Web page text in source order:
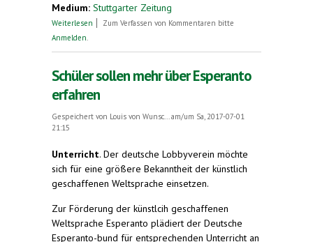
Medium: Stuttgarter Zeitung
Weiterlesen über Die Sprache Esperanto brachte sie zum
Zum Verfassen von Kommentaren bitte
Anmelden
Schüler sollen mehr über Esperanto
erfahren
Gespeichert von Louis von Wunsc...
am/um Sa, 2017-07-01
21:15
Unterricht. Der deutsche Lobbyverein möchte
sich für eine größere Bekanntheit der künstlich
geschaffenen Weltsprache einsetzen.
Zur Förderung der künstlcih geschaffenen
Weltsprache Esperanto plädiert der Deutsche
Esperanto-bund für entsprechenden Unterricht an